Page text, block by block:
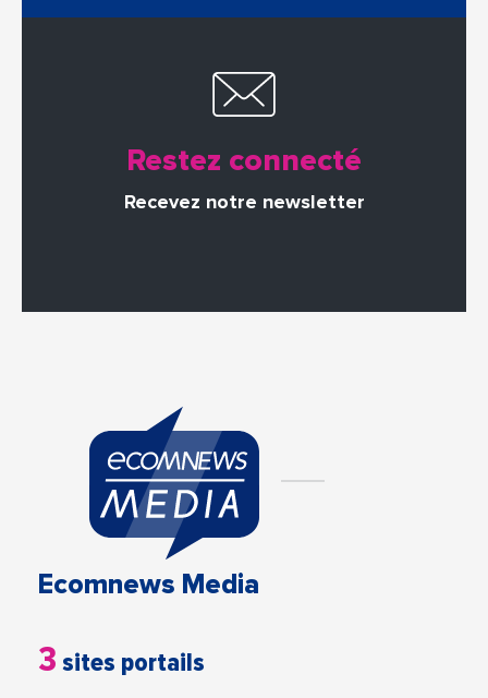
Restez connecté
Recevez notre newsletter
Ecomnews Media
3 sites portails